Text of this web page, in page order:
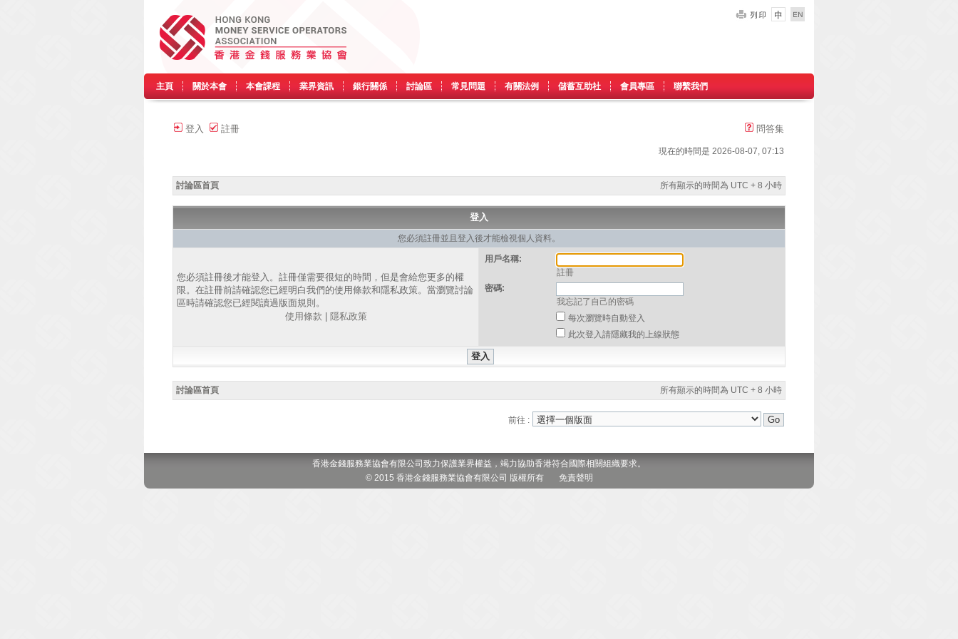
主頁 關於本會 本會課程 業界資訊 銀行關係 討論區 常見問題 有關法例 儲蓄互助社 會員專區 聯繫我們
登入 註冊 問答集
現在的時間是 2026-08-07, 07:13
討論區首頁 所有顯示的時間為 UTC + 8 小時
登入
您必須註冊並且登入後才能檢視個人資料。
您必須註冊後才能登入。註冊僅需要很短的時間，但是會給您更多的權
限。在註冊前請確認您已經明白我們的使用條款和隱私政策。當瀏覽討論
區時請確認您已經閱讀過版面規則。
使用條款
隱私政策
用戶名稱:
註冊
密碼:
我忘記了自己的密碼
每次瀏覽時自動登入
此次登入請隱藏我的上線狀態
討論區首頁 所有顯示的時間為 UTC + 8 小時
前往 :
香港金錢服務業協會有限公司致力保護業界權益，竭力協助香港符合國際相關組織要求。
© 2015 香港金錢服務業協會有限公司 版權所有 免責聲明